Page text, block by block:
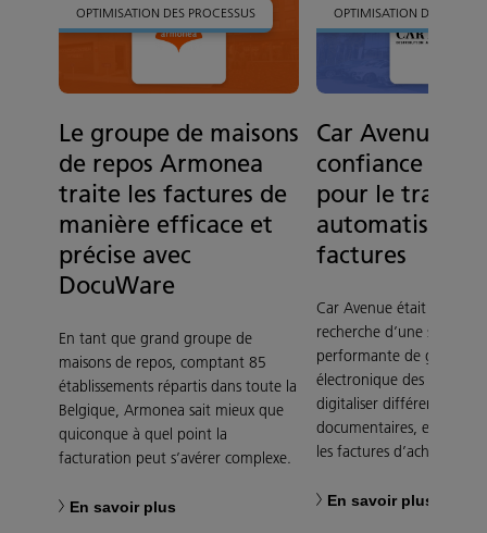
OPTIMISATION DES PROCESSUS
Le groupe de maisons
de repos Armonea
traite les factures de
manière efficace et
précise avec
DocuWare
En tant que grand groupe de
maisons de repos, comptant 85
établissements répartis dans toute la
Belgique, Armonea sait mieux que
quiconque à quel point la
facturation peut s’avérer complexe.
En savoir plus
OPTIMISATION DES
Car Avenue
confiance à
pour le
automatisé des
factures
Car Avenue était en effet
recherche d’une solution
performante de gestion
électronique des
digitaliser différents flux
documentaires, en
les factures d’achat.
En savoir plus